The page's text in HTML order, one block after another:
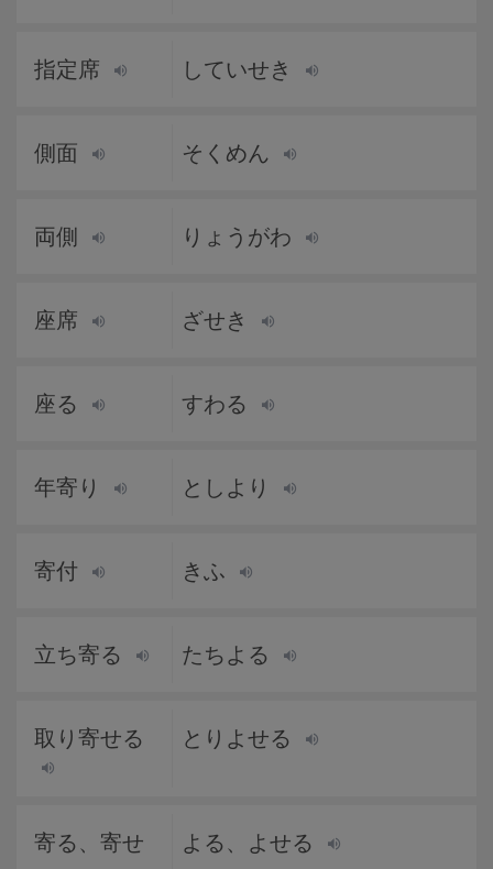
指定席 していせき
側面 そくめん
両側 りょうがわ
座席 ざせき
座る すわる
年寄り としより
寄付 きふ
立ち寄る たちよる
取り寄せる とりよせる
寄る、寄せ
よる、よせる